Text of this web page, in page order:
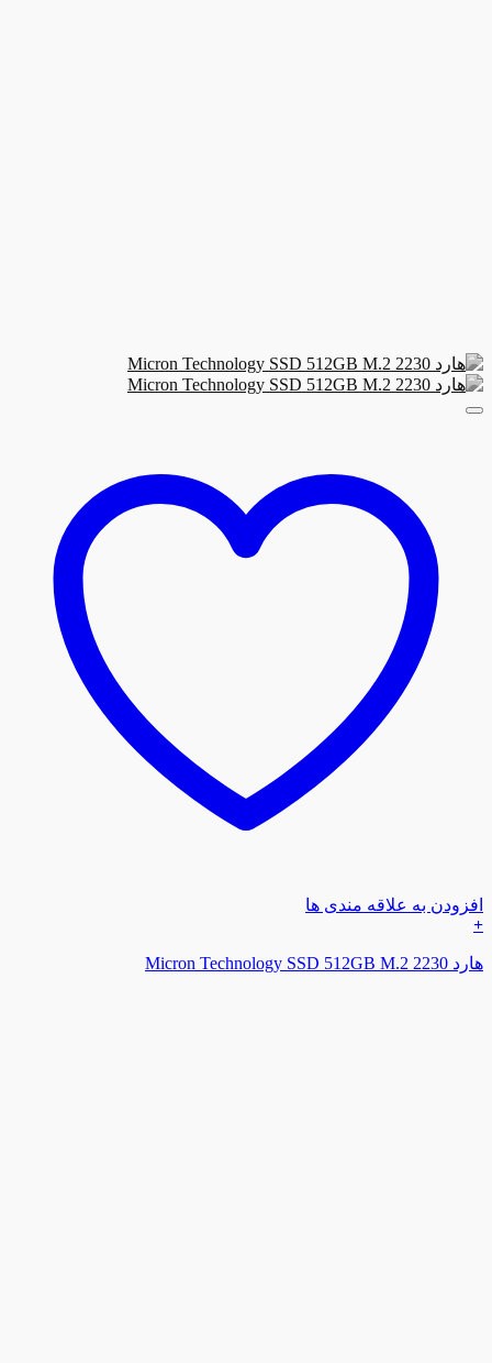
افزودن به علاقه مندی ها
+
هارد Micron Technology SSD 512GB M.2 2230